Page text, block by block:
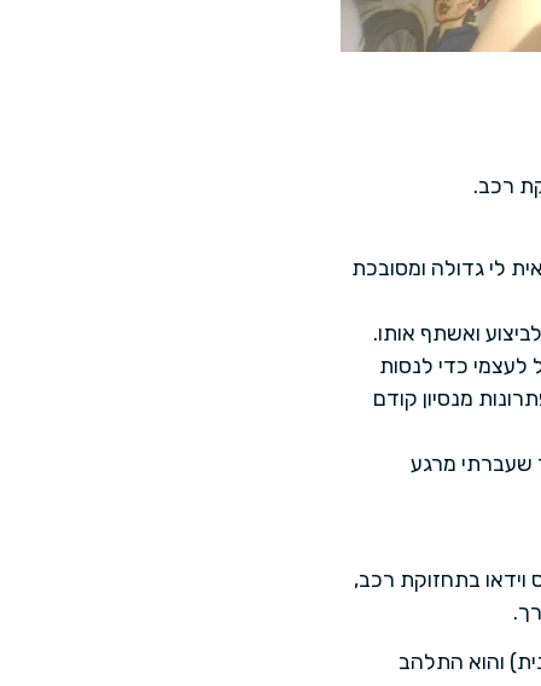
לי גדולה ומסובכת
ואשתף אותו.
כדי לנסות
מנסיון קודם
שעברתי מרגע
לעשות קורס וידאו בתחזוקת רכב,
והוא התלהב